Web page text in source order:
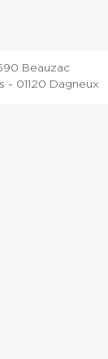
Beauzac
- 01120 Dagneux